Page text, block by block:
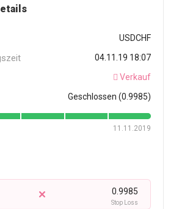
USDCHF
04.11.19 18:07
Verkauf
Geschlossen (0.9985)
11.11.2019
0.9985
Stop Loss